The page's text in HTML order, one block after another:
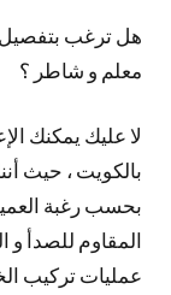
هل ترغب
معلم و شاطر ؟
لا عليك يمكنك
بالكويت ، حيث
بحسب رغبة
المقاوم للصدأ و
عمليات تركيب